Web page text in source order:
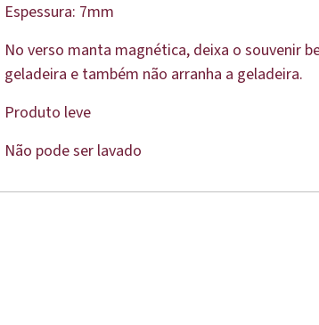
Espessura: 7mm
No verso manta magnética, deixa o souvenir
geladeira e também não arranha a geladeira.
Produto leve
Não pode ser lavado